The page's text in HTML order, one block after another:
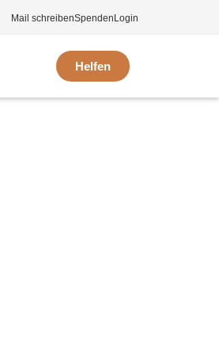
Mail schreibenSpenden Login
Helfen